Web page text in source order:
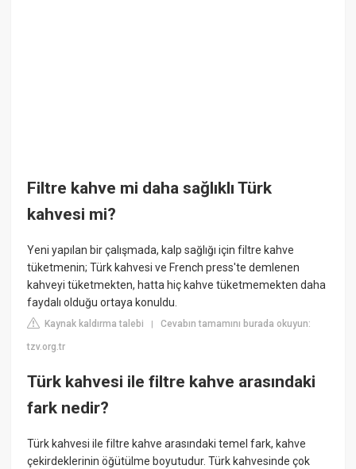
Filtre kahve mi daha sağlıklı Türk
kahvesi mi?
Yeni yapılan bir çalışmada, kalp sağlığı için filtre kahve
tüketmenin; Türk kahvesi ve French press'te demlenen
kahveyi tüketmekten, hatta hiç kahve tüketmemekten daha
faydalı olduğu ortaya konuldu.
Kaynak kaldırma talebi |Cevabın tamamını burada okuyun:
tzv.org.tr
Türk kahvesi ile filtre kahve arasındaki
fark nedir?
Türk kahvesi ile filtre kahve arasındaki temel fark, kahve
çekirdeklerinin öğütülme boyutudur. Türk kahvesinde çok